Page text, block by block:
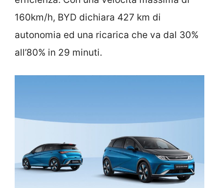
160km/h, BYD dichiara 427 km di
autonomia ed una ricarica che va dal 30%
all’80% in 29 minuti.